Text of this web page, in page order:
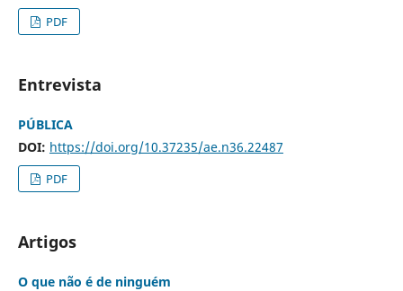
PDF
Entrevista
PÚBLICA
DOI: https://doi.org/10.37235/ae.n36.22487
PDF
Artigos
O que não é de ninguém